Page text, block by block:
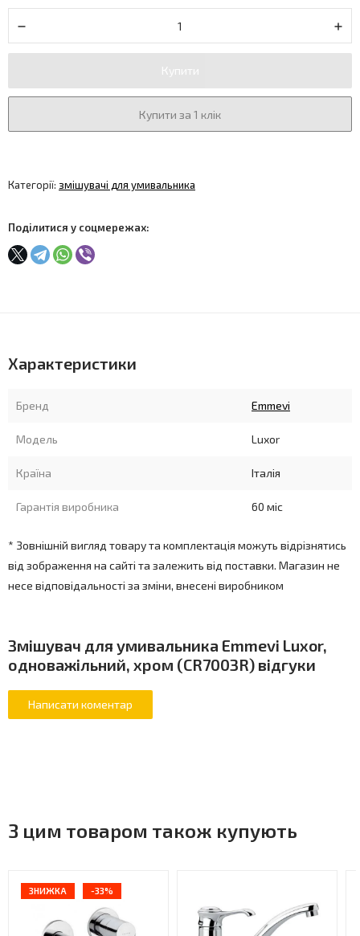
Купити
Купити за 1 клік
Категорії: змішувачі для умивальника
Поділитися у соцмережах:
Характеристики
Бренд Emmevi
Модель Luxor
Країна Італія
Гарантія виробника 60 міс
* Зовнішній вигляд товару та комплектація можуть відрізнятись
від зображення на сайті та залежить від поставки. Магазин не
несе відповідальності за зміни, внесені виробником
Змішувач для умивальника Emmevi Luxor,
одноважільний, хром (CR7003R) відгуки
З цим товаром також купують
ЗНИЖКА -33%